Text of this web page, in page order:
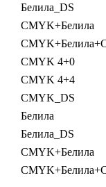
Белила_DS
CMYK+Белила
CMYK 4+0
CMYK 4+4
CMYK_DS
Белила
Белила_DS
CMYK+Белила